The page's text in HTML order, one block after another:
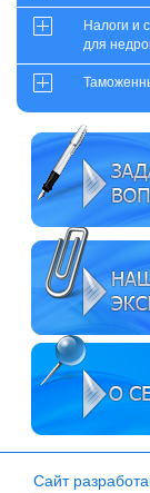
Налоги и
для
Сайт